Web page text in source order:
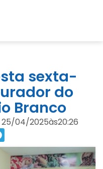
sexta-
do
Branco
25/04/2025às20:26